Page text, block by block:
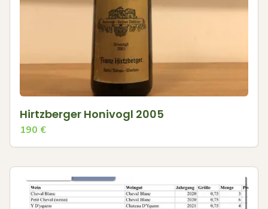
Hirtzberger Honivogl 2005
190 €